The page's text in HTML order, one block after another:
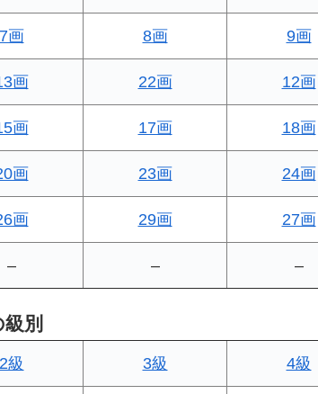
7画 8画 9画
画 22画 12画
画 17画 18画
画 23画 24画
画 29画 27画
– – –
別
2級 3級 4級